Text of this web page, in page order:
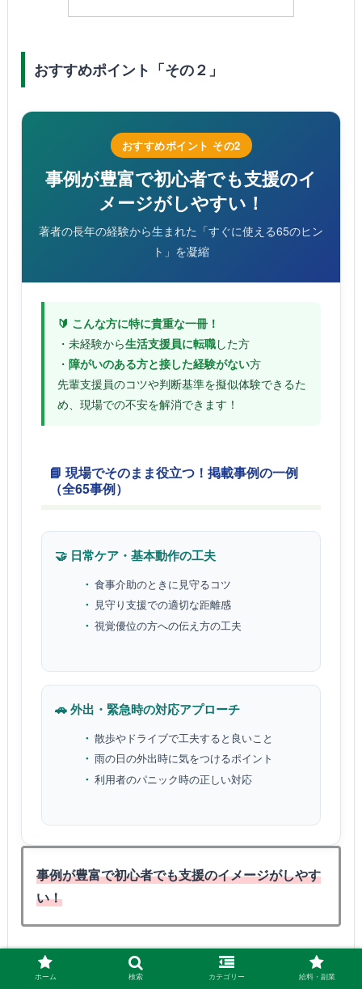
おすすめポイント「その２」
おすすめポイント その2
事例が豊富で初心者でも支援のイ
メージがしやすい！
著者の長年の経験から生まれた「すぐに使える65のヒン
ト」を凝縮
🔰 こんな方に特に貴重な一冊！
・未経験から生活支援員に転職した方
・ 障がいのある方と接した経験がない方
先輩支援員のコツや判断基準を擬似体験できるた
め、現場での不安を解消できます！
📘 現場でそのまま役立つ！掲載事例の一例
（全65事例）
🤝 日常ケア・基本動作の工夫
食事介助のときに見守るコツ
見守り支援での適切な距離感
視覚優位の方への伝え方の工夫
🚗 外出・緊急時の対応アプローチ
散歩やドライブで工夫すると良いこと
雨の日の外出時に気をつけるポイント
利用者のパニック時の正しい対応
事例が豊富で初心者でも支援のイメージがしやす
い！
本に載っている事例って、実際の現場で役
ホーム 検索 カテゴリー 給料・副業